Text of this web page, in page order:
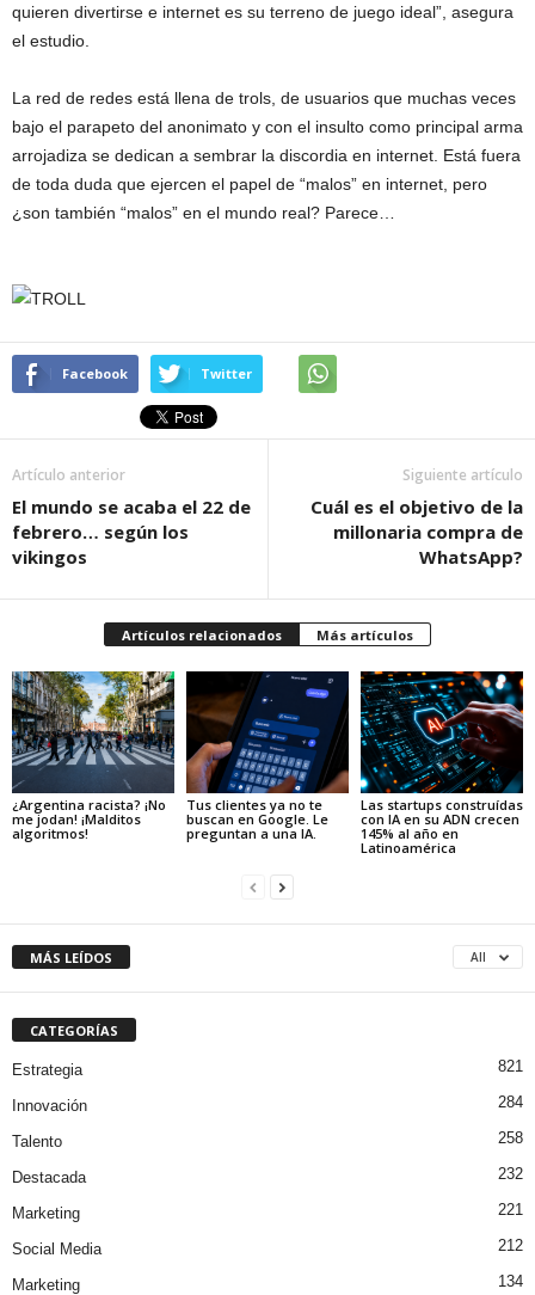
quieren divertirse e internet es su terreno de juego ideal”, asegura
el estudio.
La red de redes está llena de trols, de usuarios que muchas veces
bajo el parapeto del anonimato y con el insulto como principal arma
arrojadiza se dedican a sembrar la discordia en internet. Está fuera
de toda duda que ejercen el papel de “malos” en internet, pero
¿son también “malos” en el mundo real? Parece…
Facebook Twitter
Artículo anterior
El mundo se acaba el 22 de
febrero… según los
vikingos
Siguiente artículo
Cuál es el objetivo de la
millonaria compra de
WhatsApp?
Artículos relacionados Más artículos
¿Argentina racista? ¡No
me jodan! ¡Malditos
algoritmos!
Tus clientes ya no te
buscan en Google. Le
preguntan a una IA.
Las startups construídas
con IA en su ADN crecen
145% al año en
Latinoamérica
MÁS LEÍDOS All
CATEGORÍAS
Estrategia 821
Innovación 284
Talento 258
Destacada 232
Marketing 221
Social Media 212
Marketing 134